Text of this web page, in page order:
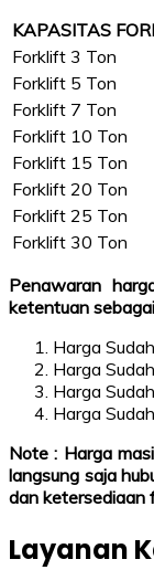
KAPASITAS
Forklift 3 Ton
Forklift 5 Ton
Forklift 7 Ton
Forklift 10 Ton
Forklift 15 Ton
Forklift 20 Ton
Forklift 25 Ton
Forklift 30 Ton
Penawaran
ketentuan
Harga
Harga
Harga
Harga
Note : Harga
langsung saja
dan ketersediaan
Layanan